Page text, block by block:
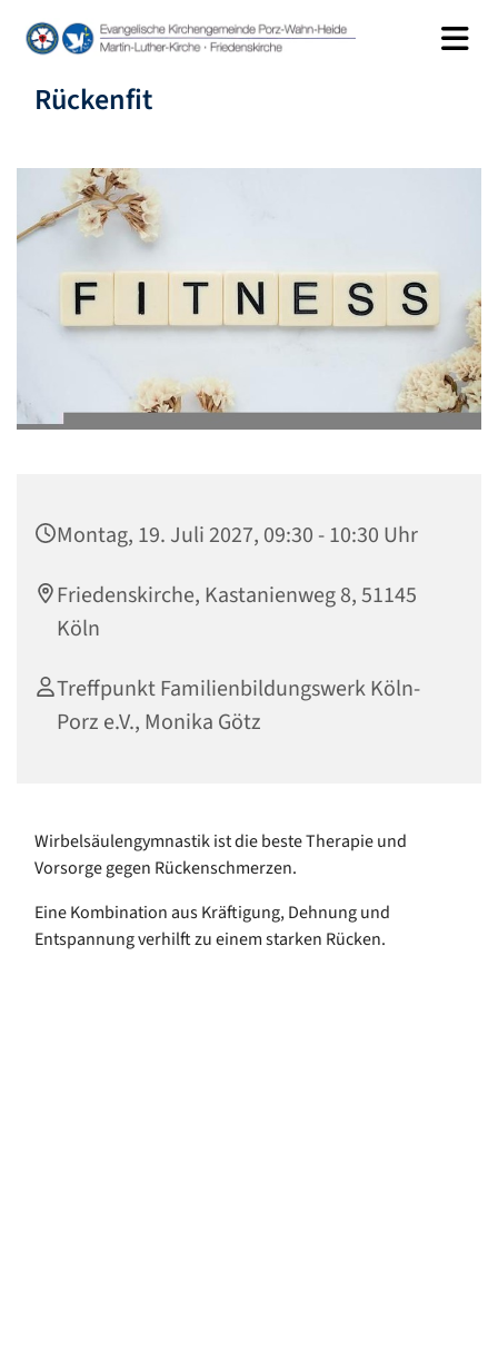
Rückenfit
Montag, 19. Juli 2027, 09:30 - 10:30 Uhr
Friedenskirche, Kastanienweg 8, 51145
Köln
Treffpunkt Familienbildungswerk Köln-
Porz e.V., Monika Götz
Wirbelsäulengymnastik ist die beste Therapie und
Vorsorge gegen Rückenschmerzen.
Eine Kombination aus Kräftigung, Dehnung und
Entspannung verhilft zu einem starken Rücken.